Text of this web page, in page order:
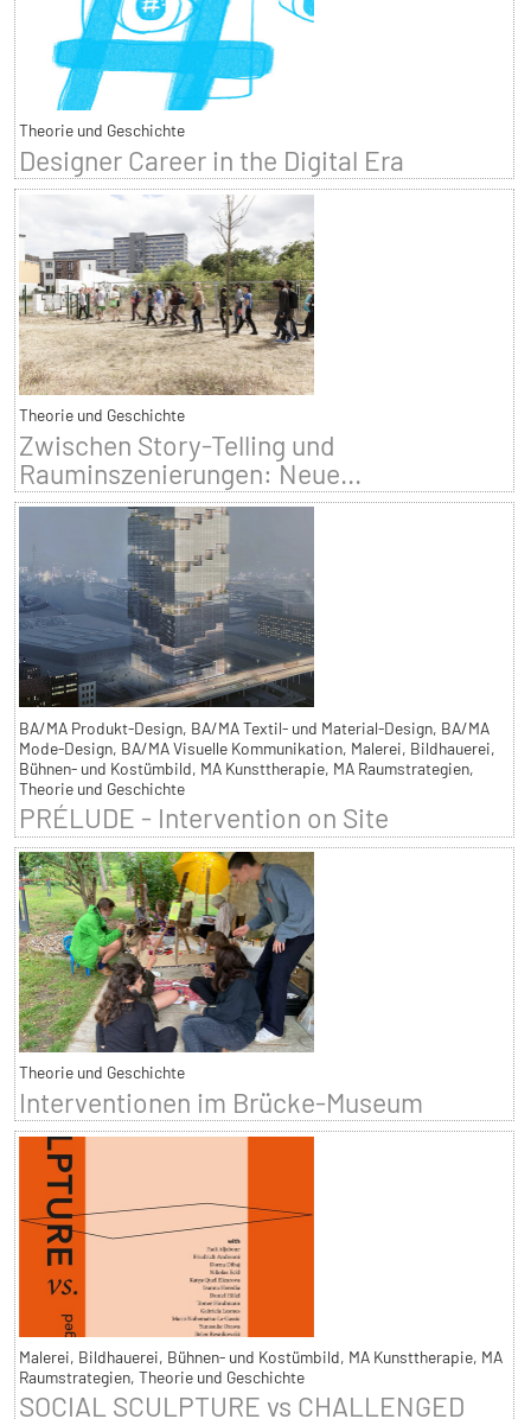
Theorie und Geschichte
Designer Career in the Digital Era
Theorie und Geschichte
Zwischen Story-Telling und
Rauminszenierungen: Neue...
BA/MA Produkt-Design, BA/MA Textil- und Material-Design, BA/MA
Mode-Design, BA/MA Visuelle Kommunikation, Malerei, Bildhauerei,
Bühnen- und Kostümbild, MA Kunsttherapie, MA Raumstrategien,
Theorie und Geschichte
PRÉLUDE - Intervention on Site
Theorie und Geschichte
Interventionen im Brücke-Museum
Malerei, Bildhauerei, Bühnen- und Kostümbild, MA Kunsttherapie, MA
Raumstrategien, Theorie und Geschichte
SOCIAL SCULPTURE vs CHALLENGED